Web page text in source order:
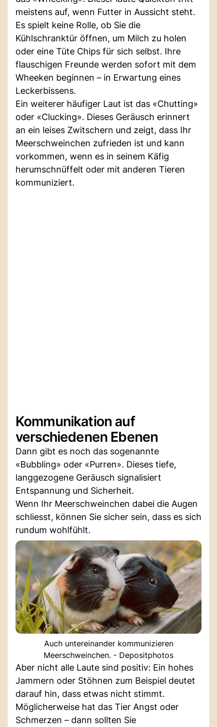
meistens auf, wenn Futter in Aussicht steht.
Es spielt keine Rolle, ob Sie die
Kühlschranktür öffnen, um Milch zu holen
oder eine Tüte Chips für sich selbst. Ihre
flauschigen Freunde werden sofort mit dem
Wheeken beginnen – in Erwartung eines
Leckerbissens.
Ein weiterer häufiger Laut ist das «Chutting»
oder «Clucking». Dieses Geräusch erinnert
an ein leises Zwitschern und zeigt, dass Ihr
Meerschweinchen zufrieden ist und kann
vorkommen, wenn es in seinem Käfig
herumschnüffelt oder mit anderen Tieren
kommuniziert.
Kommunikation auf
verschiedenen Ebenen
Dann gibt es noch das sogenannte
«Bubbling» oder «Purren». Dieses tiefe,
langgezogene Geräusch signalisiert
Entspannung und Sicherheit.
Wenn Ihr Meerschweinchen dabei die Augen
schliesst, können Sie sicher sein, dass es sich
rundum wohlfühlt.
Auch untereinander kommunizieren
Meerschweinchen. - Depositphotos
Aber nicht alle Laute sind positiv: Ein hohes
Jammern oder Stöhnen zum Beispiel deutet
darauf hin, dass etwas nicht stimmt.
Möglicherweise hat das Tier Angst oder
Schmerzen – dann sollten Sie